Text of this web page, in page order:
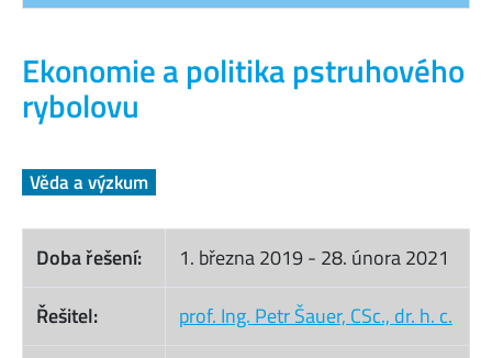
Ekonomie a politika pstruhového
rybolovu
Věda a výzkum
Doba řešení: 1. března 2019- 28. února 2021
Řešitel:
prof. Ing. Petr Šauer, CSc., dr. h. c.